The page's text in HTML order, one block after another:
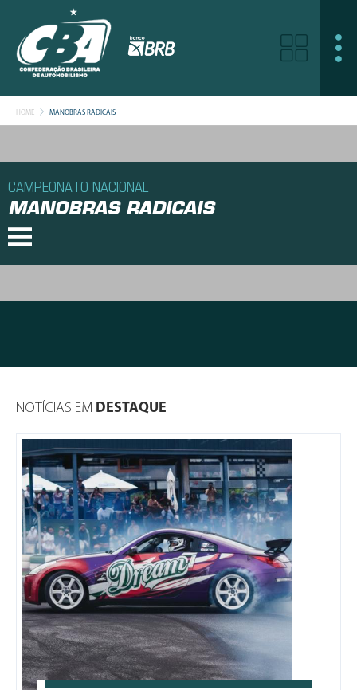
HOME MANOBRAS RADICAIS
CAMPEONATO NACIONAL
MANOBRAS RADICAIS
NOTÍCIAS EM DESTAQUE